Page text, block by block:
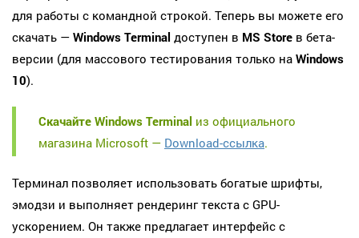
для работы с командной строкой. Теперь вы можете его
скачать — Windows Terminal доступен в MS Store в бета-
версии (для массового тестирования только на Windows
10).
Скачайте Windows Terminal из официального
магазина Microsoft — Download-ссылка.
Терминал позволяет использовать богатые шрифты,
эмодзи и выполняет рендеринг текста с GPU-
ускорением. Он также предлагает интерфейс с